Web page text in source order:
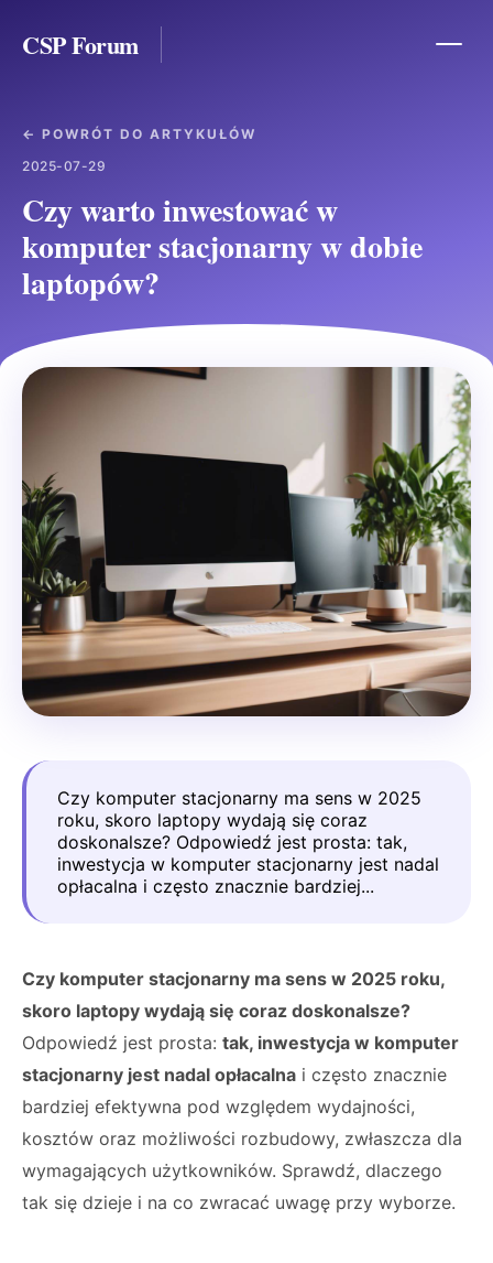
CSP Forum
← POWRÓT DO ARTYKUŁÓW
2025-07-29
Czy warto inwestować w
komputer stacjonarny w dobie
laptopów?
Czy komputer stacjonarny ma sens w 2025
roku, skoro laptopy wydają się coraz
doskonalsze? Odpowiedź jest prosta: tak,
inwestycja w komputer stacjonarny jest nadal
opłacalna i często znacznie bardziej...
Czy komputer stacjonarny ma sens w 2025 roku,
skoro laptopy wydają się coraz doskonalsze?
Odpowiedź jest prosta: tak, inwestycja w komputer
stacjonarny jest nadal opłacalna i często znacznie
bardziej efektywna pod względem wydajności,
kosztów oraz możliwości rozbudowy, zwłaszcza dla
wymagających użytkowników. Sprawdź, dlaczego
tak się dzieje i na co zwracać uwagę przy wyborze.